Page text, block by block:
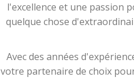
l'excellence et une passion
quelque chose
Avec des années
votre partenaire de choix